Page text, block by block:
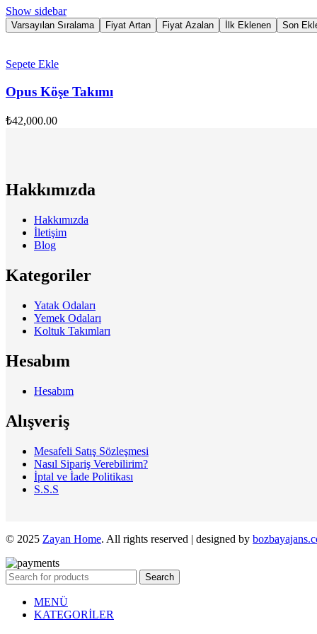
Show sidebar
Varsayılan Sıralama Fiyat Artan Fiyat Azalan İlk Eklenen Son
Sepete Ekle
Opus Köşe Takımı
₺42,000.00
Hakkımızda
Hakkımızda
İletişim
Blog
Kategoriler
Yatak Odaları
Yemek Odaları
Koltuk Takımları
Hesabım
Hesabım
Alışveriş
Mesafeli Satış Sözleşmesi
Nasıl Sipariş Verebilirim?
İptal ve İade Politikası
S.S.S
© 2025 Zayan Home. All rights reserved | designed by
Search
MENÜ
KATEGORİLER